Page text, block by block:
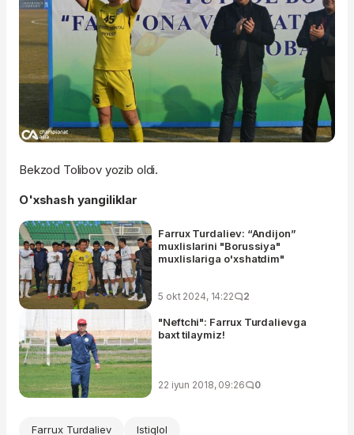
Bekzod Tolibov yozib oldi.
O'xshash yangiliklar
Farrux Turdaliev: “Andijon”
muxlislarini "Borussiya"
muxlislariga o'xshatdim"
5 okt 2024, 14:22 2
"Neftchi": Farrux Turdalievga
baxt tilaymiz!
22 iyun 2018, 09:26 0
Farrux Turdaliev Istiqlol